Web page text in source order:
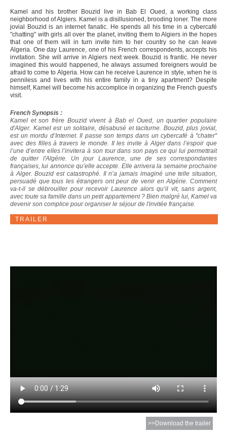
Kamel and his brother Bouzid live in Bab El Oued, a working class
neighborhood of Algiers. Kamel is a disillusioned, brooding loner. The more
jovial Bouzid is an internet fanatic. He spends all his time in a cybercafé
"chatting" with girls all over the planet, inviting them to Algiers in the hopes
that one of them will in turn invite him to her country so he can leave
Algeria. One day Laurence, one of his French correspondents, accepts his
invitation. She will arrive in Algiers next week. Bouzid is frantic. He never
imagined this would happened, he always assumed foreigners would be
afraid to come to Algeria. How can he receive Laurence in style, when he is
penniless and lives with his entire family in a tiny apartment? Despite
himself, Kamel will become his accomplice in organizing the French guest's
visit.
French Synopsis :
Kamel et son frère Bouzid vivent à Bab el Oued, un quartier populaire
d'Alger. Kamel est un solitaire, désabusé et taciturne. Bouzid, plus jovial,
est un mordu d’Internet. Il passe son temps dans un cybercafé à "chater"
avec des filles à travers le monde. Il les invite à Alger dans l’espoir que
l’une d’entre elles l’invitera à son tour dans son pays ce qui lui permettrait
de quitter l'Algérie. Un jour Laurence, une de ses correspondantes
françaises, lui annonce qu’elle accepte. Elle arrivera la semaine prochaine
à Alger. Bouzid est catastrophé. Il n’a jamais imaginé une telle situation,
persuadé que tous les étrangers ont peur de venir en Algérie. Comment
va-t-il se débrouiller pour recevoir Laurence alors qu’il vit, sans argent,
avec toute sa famille dans un petit appartement ? Bien malgré lui, Kamel va
devenir son complice pour organiser le séjour de l'invitée française.
TRAILER
>>Download the trailer